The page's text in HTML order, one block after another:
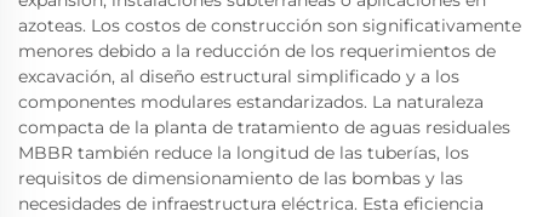
azoteas. Los costos de construcción son significativamente
menores debido a la reducción de los requerimientos de
excavación, al diseño estructural simplificado y a los
componentes modulares estandarizados. La naturaleza
compacta de la planta de tratamiento de aguas residuales
MBBR también reduce la longitud de las tuberías, los
requisitos de dimensionamiento de las bombas y las
necesidades de infraestructura eléctrica. Esta eficiencia